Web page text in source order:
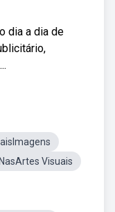
dia a dia de
Visuais